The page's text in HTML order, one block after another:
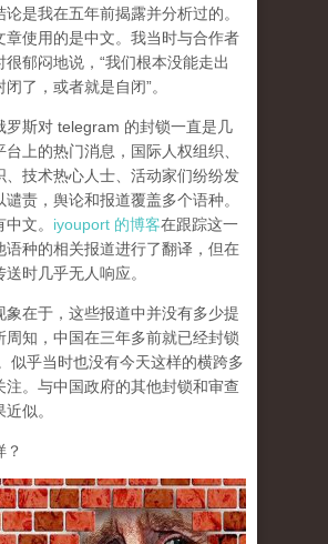
是我在五年前揭露并分析过的。
章使用的是中文。我当时与合作者
很郁闷地说，“我们根本没能走出
了，或者就是自闭”。
罗斯对 telegram 的封锁一直是几
台上的热门消息，国际人权组织、
、技术热心人士、活动家们纷纷发
责，舆论和报道覆盖多个语种。
文。 iyouport 的博客在跟踪这一
语种的相关报道进行了翻译，但在
时几乎无人响应。
象在于，这些报道中并没有多少提
周知，中国在三年多前就已经封锁
似乎当时也没有今天这样的横跨多
注。与中国政府的其他封锁和审查
似。
？